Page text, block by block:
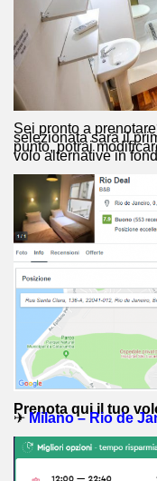
Sei pronto a
selezionata sarà il
punto, potrai
volo alternative in
Prenota qui il tuo
✈ Milano – Rio de